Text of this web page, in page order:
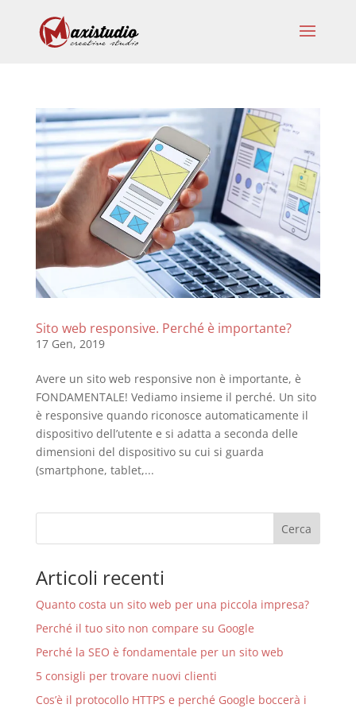
Sito web responsive. Perché è importante?
17 Gen, 2019
Avere un sito web responsive non è importante, è
FONDAMENTALE! Vediamo insieme il perché. Un sito
è responsive quando riconosce automaticamente il
dispositivo dell’utente e si adatta a seconda delle
dimensioni del dispositivo su cui si guarda
(smartphone, tablet,...
Articoli recenti
Quanto costa un sito web per una piccola impresa?
Perché il tuo sito non compare su Google
Perché la SEO è fondamentale per un sito web
5 consigli per trovare nuovi clienti
Cos’è il protocollo HTTPS e perché Google boccerà i